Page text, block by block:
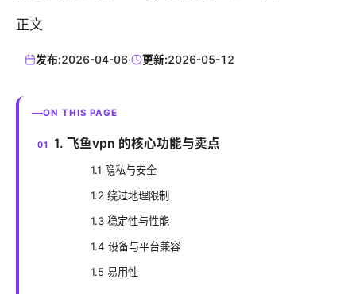
正文
发布:2026-04-06· 更新:2026-05-12
ON THIS PAGE
1. 飞鱼vpn 的核心功能与卖点
1.1 隐私与安全
1.2 绕过地理限制
1.3 稳定性与性能
1.4 设备与平台兼容
1.5 易用性